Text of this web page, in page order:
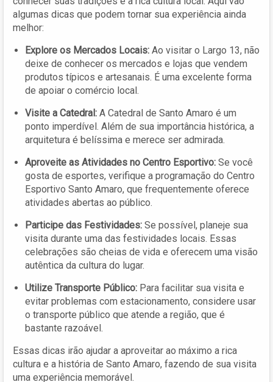
algumas dicas que podem tornar sua experiência ainda
melhor:
Explore os Mercados Locais: Ao visitar o Largo 13, não
deixe de conhecer os mercados e lojas que vendem
produtos típicos e artesanais. É uma excelente forma
de apoiar o comércio local.
Visite a Catedral: A Catedral de Santo Amaro é um
ponto imperdível. Além de sua importância histórica, a
arquitetura é belíssima e merece ser admirada.
Aproveite as Atividades no Centro Esportivo: Se você
gosta de esportes, verifique a programação do Centro
Esportivo Santo Amaro, que frequentemente oferece
atividades abertas ao público.
Participe das Festividades: Se possível, planeje sua
visita durante uma das festividades locais. Essas
celebrações são cheias de vida e oferecem uma visão
autêntica da cultura do lugar.
Utilize Transporte Público: Para facilitar sua visita e
evitar problemas com estacionamento, considere usar
o transporte público que atende a região, que é
bastante razoável.
Essas dicas irão ajudar a aproveitar ao máximo a rica
cultura e a história de Santo Amaro, fazendo de sua visita
uma experiência memorável.